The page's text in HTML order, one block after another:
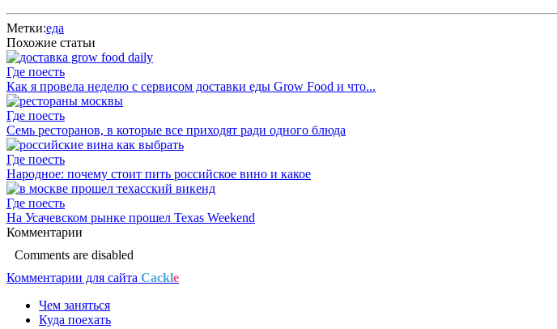
Метки:еда
Похожие статьи
Где поесть
Как я провела неделю с сервисом доставки еды Grow Food и что...
Где поесть
Семь ресторанов, в которые все приходят ради одного блюда
Где поесть
Народное: почему стоит пить российское вино и какое
Где поесть
На Усачевском рынке прошел Texas Weekend
Комментарии
Comments are disabled
Комментарии для сайта Cackle
Чем заняться
Куда поехать